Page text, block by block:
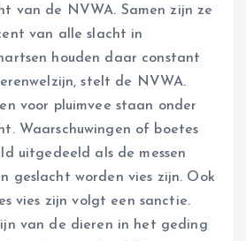
van de NVWA. Samen zijn ze
van alle slacht in
houden daar constant
stelt de NVWA.
voor pluimvee staan onder
Waarschuwingen of boetes
uitgedeeld als de messen
geslacht worden vies zijn. Ook
vies zijn volgt een sanctie.
van de dieren in het geding